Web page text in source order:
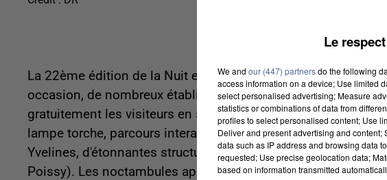
La 22ème édition de la Nuit européenne des musées se
occasion, de nombreux établissements culturels en France
gratuitement les visiteurs en soirée, de la tombée de la nuit
lampe torche, parcours interactifs, et animations
Yvelines, d'étonnantes structures sonores seront à découvrir
Poissy). Les noctambules apprécieront sans doute quant à
Le
We and our (447) partnersdo the following
access information on a device; Use limited
select personalised advertising; Measure
statistics or combinations of data from
profiles to select personalised content; Use
Deliver and present advertising and
data such as IP address and browsing data
requested; Use precise geolocation data;
based on information transmitted